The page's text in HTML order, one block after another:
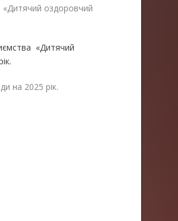
«Дитячий оздоровчий
«Дитячий
на 2025 рік.